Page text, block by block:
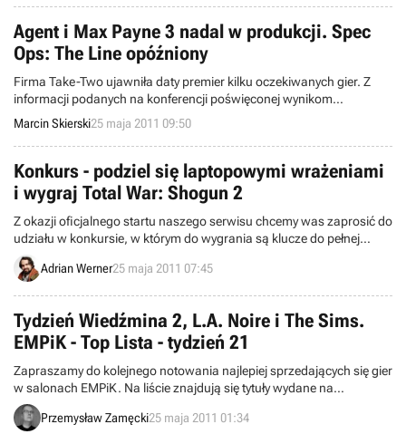
Agent i Max Payne 3 nadal w produkcji. Spec
Ops: The Line opóźniony
Firma Take-Two ujawniła daty premier kilku oczekiwanych gier. Z
informacji podanych na konferencji poświęconej wynikom
finansowym za ostatni rok fiskalny wynika, że w produkcji nadal
znajduje się zapowiedziany przed dwoma laty Agent (PS3), a
deweloping Max Payne 3 (PS3, X360, PC) postępuje bez przeszkód.
Marcin Skierski25 maja 2011 09:50
Konkurs - podziel się laptopowymi wrażeniami
i wygraj Total War: Shogun 2
Z okazji oficjalnego startu naszego serwisu chcemy was zaprosić do
udziału w konkursie, w którym do wygrania są klucze do pełnej
wersji gry Total War: Shogun 2 na serwisie Steam.
Adrian Werner25 maja 2011 07:45
Tydzień Wiedźmina 2, L.A. Noire i The Sims.
EMPiK - Top Lista - tydzień 21
Zapraszamy do kolejnego notowania najlepiej sprzedających się gier
w salonach EMPiK. Na liście znajdują się tytuły wydane na
komputery osobiste oraz konsole PSP, PS3 i Xbox 360. Dane
pochodzą ze 166 salonów z okresu pomiędzy 16 a 22 maja.
Przemysław Zamęcki25 maja 2011 01:34